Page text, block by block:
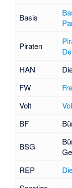
Basis
Piraten
HAN
FW
Volt
BF
BSG
REP